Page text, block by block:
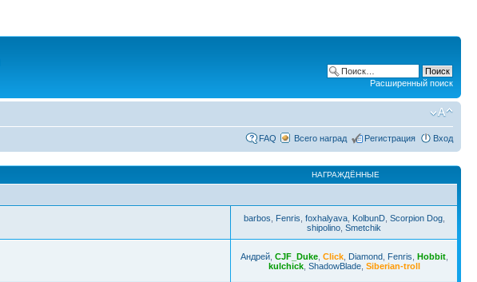
Расширенный поиск
FAQ Всего наград Регистрация Вход
НАГРАЖДЁННЫЕ
barbos Fenris foxhalyava, KolbunD, Scorpion Dog,
shipolino Smetchik
Андрей, CJF_Duke, Click, Diamond, Fenris Hobbit,
kulchick, ShadowBlade, Siberian-troll